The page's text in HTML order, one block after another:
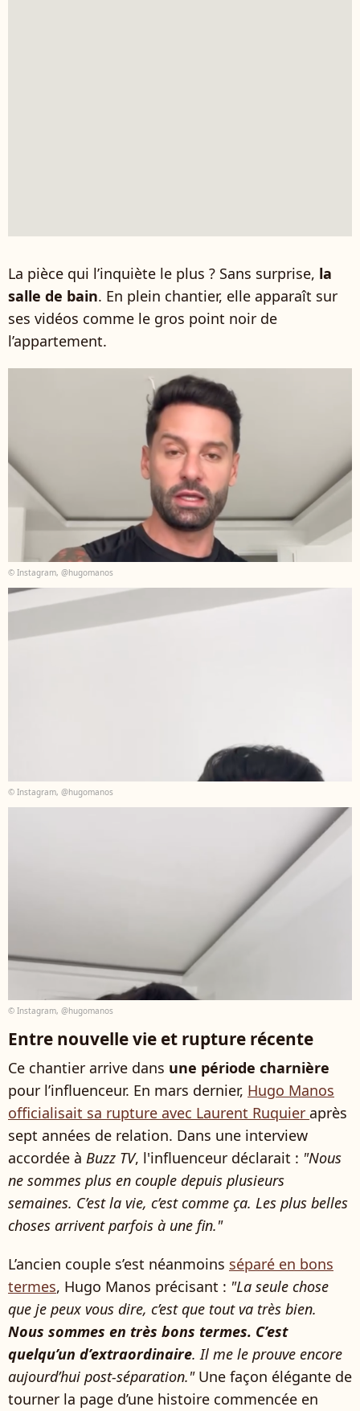
La pièce qui l’inquiète le plus ? Sans surprise, la
salle de bain. En plein chantier, elle apparaît sur
ses vidéos comme le gros point noir de
l’appartement.
© Instagram, @hugomanos
© Instagram, @hugomanos
© Instagram, @hugomanos
Entre nouvelle vie et rupture récente
Ce chantier arrive dans une période charnière
pour l’influenceur. En mars dernier, Hugo Manos
officialisait sa rupture avec Laurent Ruquier après
sept années de relation. Dans une interview
accordée à Buzz TV, l'influenceur déclarait : "Nous
ne sommes plus en couple depuis plusieurs
semaines. C’est la vie, c’est comme ça. Les plus belles
choses arrivent parfois à une fin."
L’ancien couple s’est néanmoins séparé en bons
termes, Hugo Manos précisant : "La seule chose
que je peux vous dire, c’est que tout va très bien.
Nous sommes en très bons termes. C’est
quelqu’un d’extraordinaire. Il me le prouve encore
aujourd’hui post-séparation."Une façon élégante de
tourner la page d’une histoire commencée en